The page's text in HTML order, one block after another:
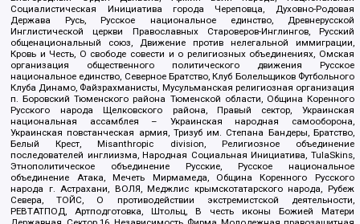
Социалистическая Инициатива города Череповца, Духовно-Родовая
Держава Русь, Русское национальное единство, Древнерусской
Инглистической церкви Православных Староверов-Инглингов, Русский
общенациональный союз, Движение против нелегальной иммиграции,
Кровь и Честь, О свободе совести и о религиозных объединениях, Омская
организация общественного политического движения Русское
национальное единство, Северное Братство, Клуб Болельщиков Футбольного
Клуба Динамо, Файзрахманисты, Мусульманская религиозная организация
п. Боровский Тюменского района Тюменской области, Община Коренного
Русского народа Щелковского района, Правый сектор, Украинская
национальная ассамблея – Украинская народная самооборона,
Украинская повстанческая армия, Тризуб им. Степана Бандеры, Братство,
Белый Крест, Misanthropic division, Религиозное объединение
последователей инглиизма, Народная Социальная Инициатива, TulaSkins,
Этнополитическое объединение Русские, Русское национальное
объединение Атака, Мечеть Мирмамеда, Община Коренного Русского
народа г. Астрахани, ВОЛЯ, Меджлис крымскотатарского народа, Рубеж
Севера, ТОЙС, О противодействии экстремистской деятельности,
РЕВТАТПОД, Артподготовка, Штольц, В честь иконы Божией Матери